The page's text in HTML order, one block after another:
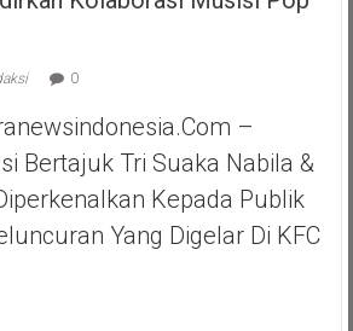
0
–
Bertajuk Tri Suaka Nabila &
Kepada Publik
Yang Digelar Di KFC